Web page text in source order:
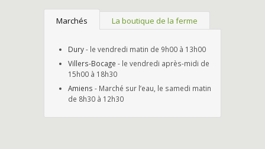
Marchés La boutique de la ferme
Dury- le vendredi matin de 9h00 à 13h00
Villers-Bocage - le vendredi après-midi de
15h00 à 18h30
Amiens - Marché sur l’eau, le samedi matin
de 8h30 à 12h30